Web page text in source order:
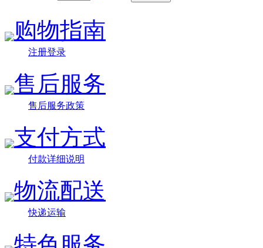
购物指南
注册登录
售后服务
售后服务政策
支付方式
付款详细说明
物流配送
快递运输